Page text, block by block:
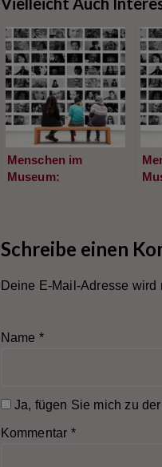
Menschen im
Museum:
Schreibe einen
Deine E-Mail-Adresse wird
Name *
Ja, fügen Sie mich zu
Kommentar *